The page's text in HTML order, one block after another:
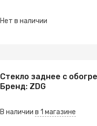
Нет в наличии
Стекло заднее с
Бренд: ZDG
В наличии в 1 магазине